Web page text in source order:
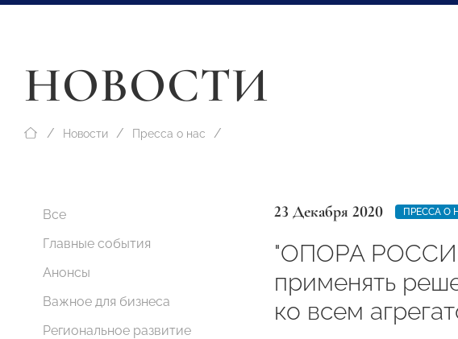
НОВОСТИ
Новости Пресса о нас
Все
Главные события
Анонсы
Важное для бизнеса
Региональное развитие
23 Декабря 2020 ПРЕССА О
"ОПОРА
применять
ко всем